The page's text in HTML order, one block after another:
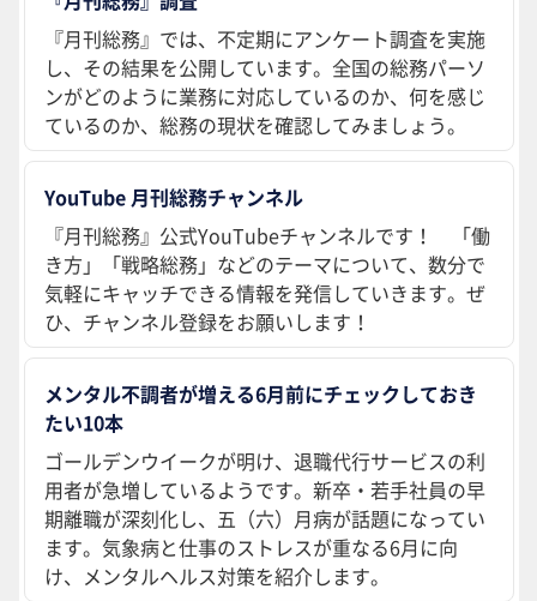
『月刊総務』では、不定期にアンケート調査を実施
し、その結果を公開しています。全国の総務パーソ
ンがどのように業務に対応しているのか、何を感じ
ているのか、総務の現状を確認してみましょう。
YouTube 月刊総務チャンネル
『月刊総務』公式YouTubeチャンネルです！ 「働
き方」「戦略総務」などのテーマについて、数分で
気軽にキャッチできる情報を発信していきます。ぜ
ひ、チャンネル登録をお願いします！
メンタル不調者が増える6月前にチェックしておき
たい10本
ゴールデンウイークが明け、退職代行サービスの利
用者が急増しているようです。新卒・若手社員の早
期離職が深刻化し、五（六）月病が話題になってい
ます。気象病と仕事のストレスが重なる6月に向
け、メンタルヘルス対策を紹介します。